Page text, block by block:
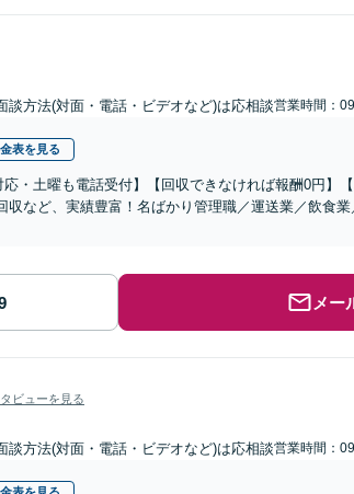
談方法(対面・電話・ビデオなど)は応相談営業時間：
表を見る
応・土曜も電話受付】【回収できなければ報酬0円】
収など、実績豊富！名ばかり管理職／運送業／飲食
メー
ビューを見る
談方法(対面・電話・ビデオなど)は応相談営業時間：
表を見る